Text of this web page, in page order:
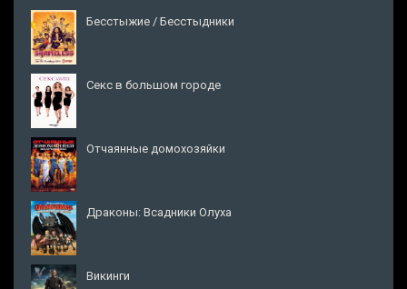
Бесстыжие / Бесстыдники
Секс в большом городе
Отчаянные домохозяйки
Драконы: Всадники Олуха
Викинги